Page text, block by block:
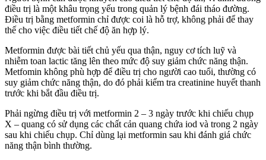
điều trị là một khâu trọng yếu trong quản lý bệnh đái tháo đường.
Điều trị bằng metformin chỉ được coi là hỗ trợ, không phải để thay
thế cho việc điều tiết chế độ ăn hợp lý.
Metformin được bài tiết chủ yếu qua thận, nguy cơ tích luỹ và
nhiễm toan lactic tăng lên theo mức độ suy giảm chức năng thận.
Metfomin không phù hợp để điều trị cho người cao tuổi, thường có
suy giảm chức năng thận, do đó phải kiểm tra creatinine huyết thanh
trước khi bắt đầu điều trị.
Phải ngừng điều trị với metformin 2 – 3 ngày trước khi chiếu chụp
X – quang có sử dụng các chất cản quang chứa iod và trong 2 ngày
sau khi chiếu chụp. Chỉ dùng lại metformin sau khi đánh giá chức
năng thận bình thường.